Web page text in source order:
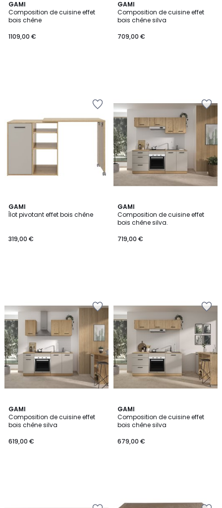
GAMI
Composition de cuisine effet
bois chêne
1109,00 €
GAMI
Composition de cuisine effet
bois chêne silva
709,00 €
GAMI
Îlot pivotant effet bois chêne
319,00 €
GAMI
Composition de cuisine effet
bois chêne silva.
719,00 €
GAMI
Composition de cuisine effet
bois chêne silva
619,00 €
GAMI
Composition de cuisine effet
bois chêne silva
679,00 €